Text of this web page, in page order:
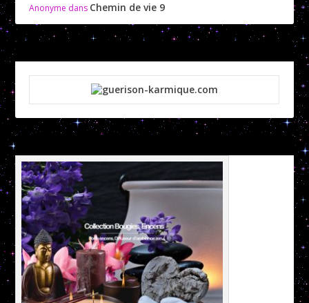
Anonyme dans Chemin de vie 9